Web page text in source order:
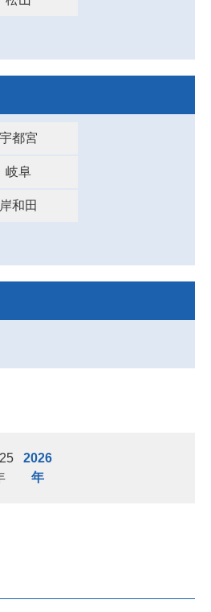
宇都宮
岐阜
岸和田
2026
年